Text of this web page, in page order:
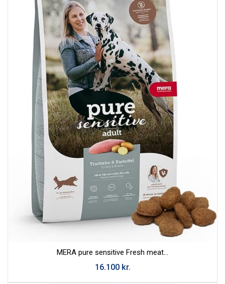
MERA pure sensitive Fresh meat...
16.100 kr.